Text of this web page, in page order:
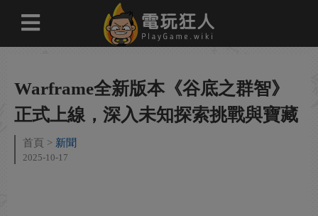
Warframe全新版本《谷底之群智》
正式上線，深入未知探索挑戰與寶藏
首頁 新聞
2025-10-17